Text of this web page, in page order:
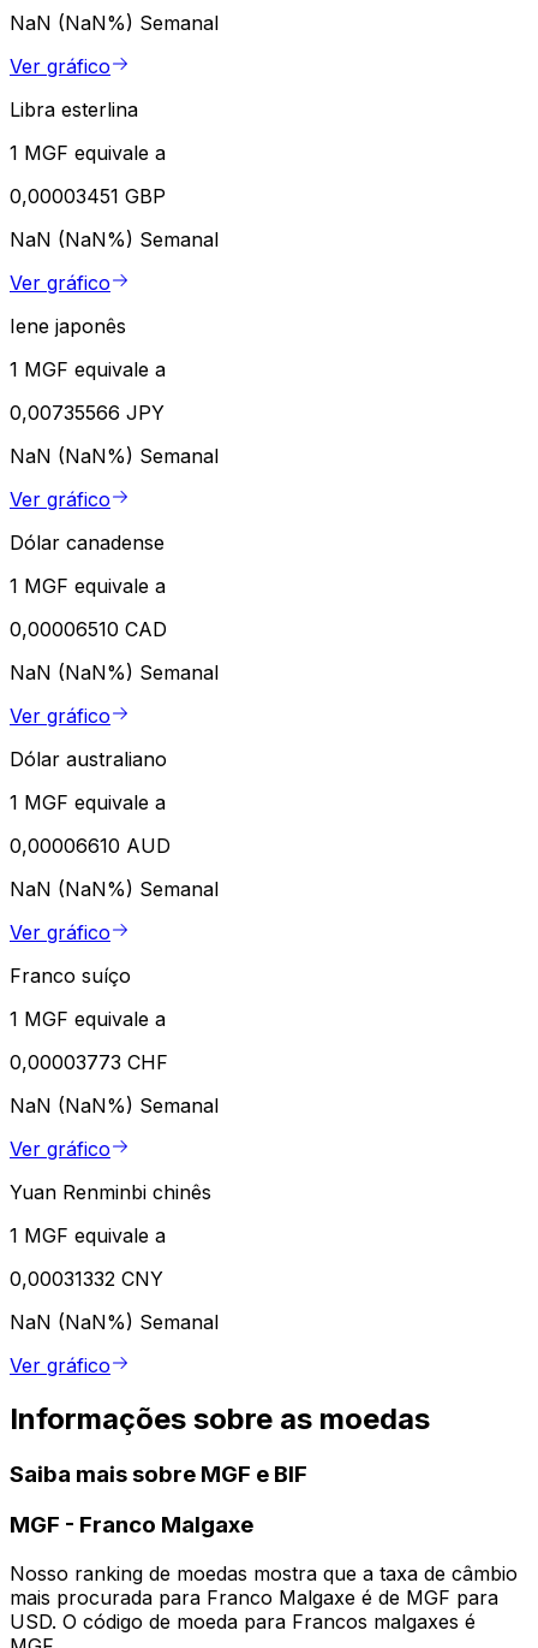
NaN (NaN%) Semanal
Ver gráfico
Libra esterlina
1 MGF equivale a
0,00003451 GBP
NaN (NaN%) Semanal
Ver gráfico
Iene japonês
1 MGF equivale a
0,00735566 JPY
NaN (NaN%) Semanal
Ver gráfico
Dólar canadense
1 MGF equivale a
0,00006510 CAD
NaN (NaN%) Semanal
Ver gráfico
Dólar australiano
1 MGF equivale a
0,00006610 AUD
NaN (NaN%) Semanal
Ver gráfico
Franco suíço
1 MGF equivale a
0,00003773 CHF
NaN (NaN%) Semanal
Ver gráfico
Yuan Renminbi chinês
1 MGF equivale a
0,00031332 CNY
NaN (NaN%) Semanal
Ver gráfico
Informações sobre as moedas
Saiba mais sobre MGF e BIF
MGF - Franco Malgaxe
Nosso ranking de moedas mostra que a taxa de câmbio
mais procurada para Franco Malgaxe é de MGF para
USD. O código de moeda para Francos malgaxes é